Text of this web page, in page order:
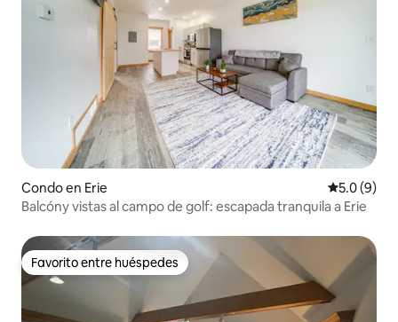
Condo en Erie
5.0 (9)
Balcóny vistas al campo de golf: escapada tranquila a Erie
Favorito entre huéspedes
Favorito entre huéspedes